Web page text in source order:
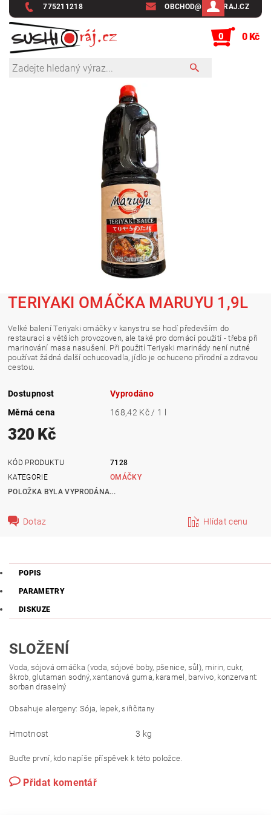
775211218 OBCHOD@SUSHIRAJ.CZ
0 0 Kč
TERIYAKI OMÁČKA MARUYU 1,9L
Velké balení Teriyaki omáčky v kanystru se hodí především do
restaurací a větších provozoven, ale také pro domácí použití - třeba při
marinování masa nasušení. Při použití Teriyaki marinády není nutné
používat žádná další ochucovadla, jídlo je ochuceno přírodní a zdravou
cestou.
Dostupnost
Vyprodáno
Měrná cena
168,42 Kč / 1 l
320 Kč
KÓD PRODUKTU
7128
KATEGORIE
OMÁČKY
POLOŽKA BYLA VYPRODÁNA...
Dotaz Hlídat cenu
POPIS
PARAMETRY
DISKUZE
SLOŽENÍ
Voda, sójová omáčka (voda, sójové boby, pšenice, sůl), mirin, cukr,
škrob, glutaman sodný, xantanová guma, karamel, barvivo, konzervant:
sorban draselný
Obsahuje alergeny: Sója, lepek, siřičitany
Hmotnost 3 kg
Buďte první, kdo napíše příspěvek k této položce.
Přidat komentář